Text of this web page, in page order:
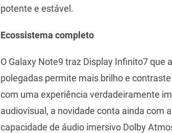
potente e estável.
Ecossistema completo
O Galaxy Note9 traz Display Infinito7 que
polegadas permite mais brilho e
com uma experiência verdadeiramente
audiovisual, a novidade conta ainda com
capacidade de áudio imersivo Dolby